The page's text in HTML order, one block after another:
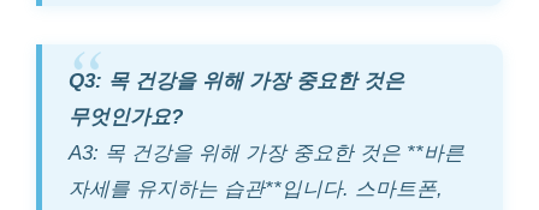
Q3: 목 건강을 위해 가장 중요한 것은
무엇인가요?
A3: 목 건강을 위해 가장 중요한 것은 **바른
자세를 유지하는 습관**입니다. 스마트폰,